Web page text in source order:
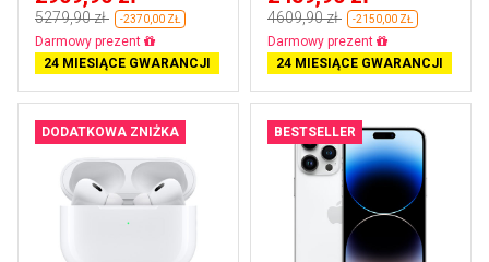
5279,90 zł -2370,00 ZŁ
Darmowa dostawa
24 MIESIĄCE GWARANCJI
4609,90 zł -2150,00 ZŁ
Darmowa dostawa
24 MIESIĄCE GWARANCJI
DODATKOWA ZNIŻKA BESTSELLER